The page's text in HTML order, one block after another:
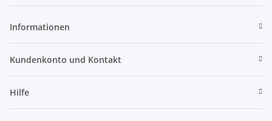
Informationen
Kundenkonto und Kontakt
Hilfe